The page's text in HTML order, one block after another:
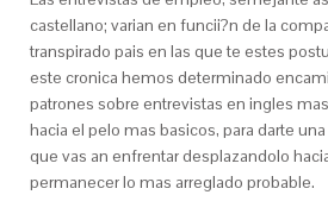
castellano; varian en funcii?n de la
transpirado pais en las que te estes
este cronica hemos determinado
patrones sobre entrevistas en ingles
hacia el pelo mas basicos, para darte
que vas an enfrentar desplazandolo
permanecer lo mas arreglado probable.